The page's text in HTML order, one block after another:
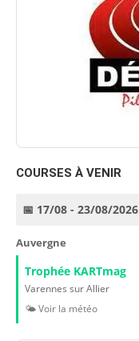
COURSES À VENIR
📅 17/08 - 23/08/2026
Auvergne
Trophée KARTmag
Varennes sur Allier
🌤️ Voir la météo